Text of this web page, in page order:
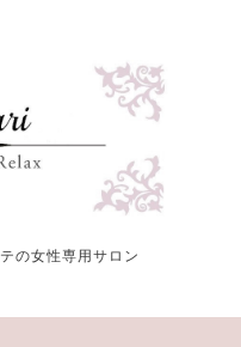
の女性専用サロン